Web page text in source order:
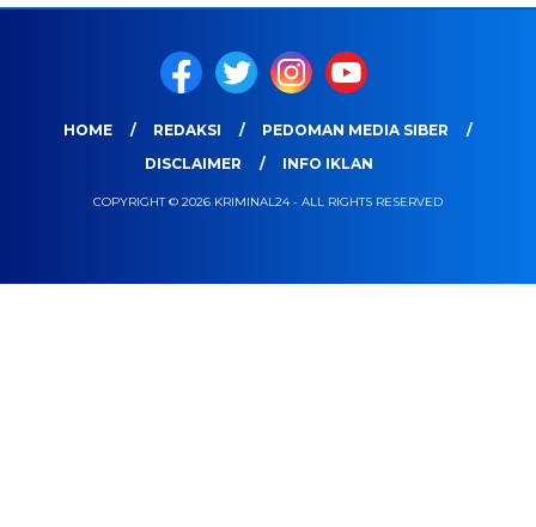
HOME REDAKSI
PEDOMAN MEDIA SIBER
DISCLAIMER
INFO IKLAN
COPYRIGHT © 2026 KRIMINAL24 - ALL RIGHTS RESERVED